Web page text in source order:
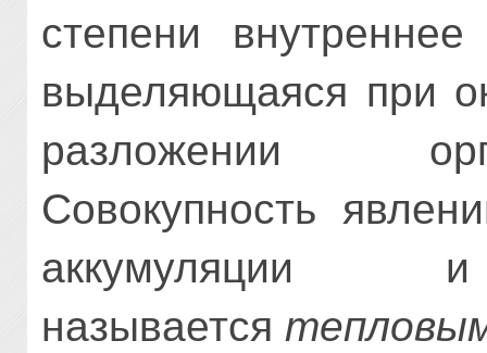
степени
выделяющаяся при
разложении
Совокупность
называется